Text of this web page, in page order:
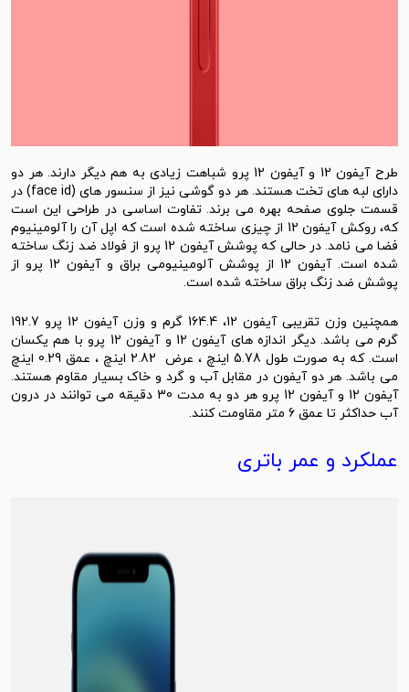
طرح آیفون 12 و آیفون 12 پرو شباهت زیادی به هم دیگر دارند. هر دو
دارای لبه های تخت هستند. هر دو گوشی نیز از سنسور های (face id) در
قسمت جلوی صفحه بهره می برند. تفاوت اساسی در طراحی این است
که، روکش آیفون 12 از چیزی ساخته شده است که اپل آن را آلومینیوم
فضا می نامد. در حالی که پوشش آیفون 12 پرو از فولاد ضد زنگ ساخته
شده است. آیفون 12 از پوشش آلومینیومی براق و آیفون 12 پرو از
پوشش ضد زنگ براق ساخته شده است.
همچنین وزن تقریبی آیفون 12، 164.4 گرم و وزن آیفون 12 پرو 192.7
گرم می باشد. دیگر اندازه های آیفون 12 و آیفون 12 پرو با هم یکسان
است. که به صورت طول 5.78 اینچ ، عرض 2.82 اینچ ، عمق 0.29 اینچ
می باشد. هر دو آیفون در مقابل آب و گرد و خاک بسیار مقاوم هستند.
آیفون 12 و آیفون 12 پرو هر دو به مدت 30 دقیقه می توانند در درون
آب حداکثر تا عمق 6 متر مقاومت کنند.
عملکرد و عمر باتری